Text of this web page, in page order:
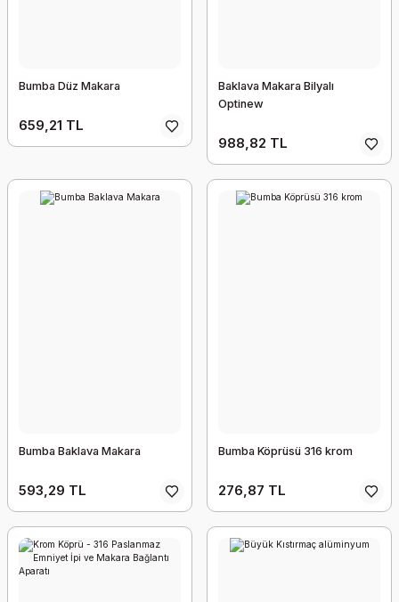
Bumba Düz Makara
659,21 TL
Baklava Makara Bilyalı
Optinew
988,82 TL
Bumba Baklava Makara
593,29 TL
Bumba Köprüsü 316 krom
276,87 TL